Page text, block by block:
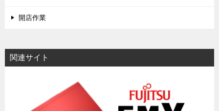
開店作業
関連サイト